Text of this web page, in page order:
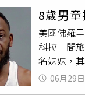
急，因此
發霰彈前
身上多處
數顆棄置
槍2把，並
內，尋
8歲男
美國佛羅
科拉一間
名妹妹，
於彭薩科
童，共4
06月29